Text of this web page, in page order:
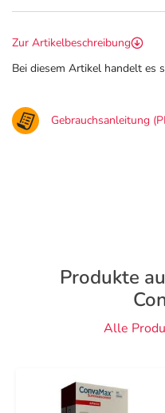
Zur Artikelbeschreibung
Bei diesem Artikel handelt es
Gebrauchsanleitung
Produkte
Alle